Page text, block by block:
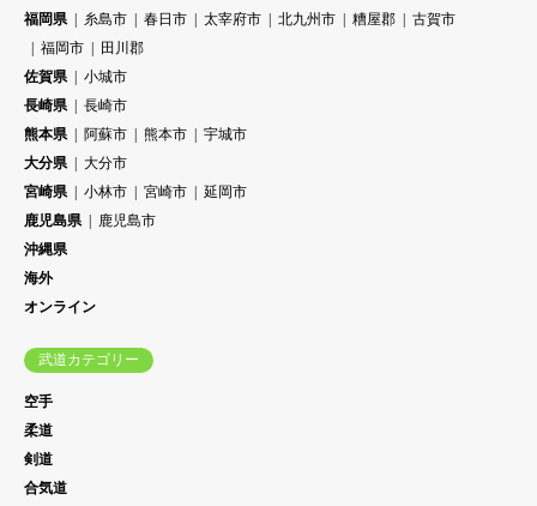
福岡県
糸島市 春日市 太宰府市 北九州市 糟屋郡
古賀市
福岡市
田川郡
佐賀県
小城市
長崎県
長崎市
熊本県
阿蘇市 熊本市
宇城市
大分県
大分市
宮崎県
小林市 宮崎市
延岡市
鹿児島県
鹿児島市
沖縄県
海外
オンライン
武道カテゴリー
空手
柔道
剣道
合気道